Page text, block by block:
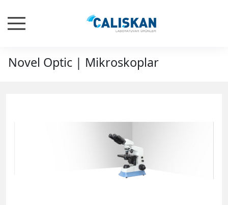
Novel Optic | Mikroskoplar